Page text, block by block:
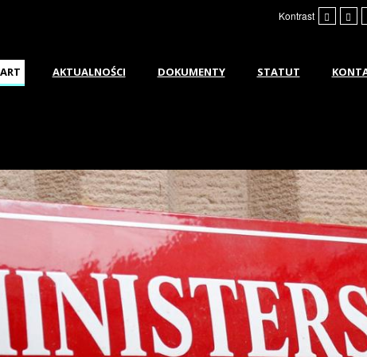
Kontrast
AKTUALNOŚCI DOKUMENTY STATUT